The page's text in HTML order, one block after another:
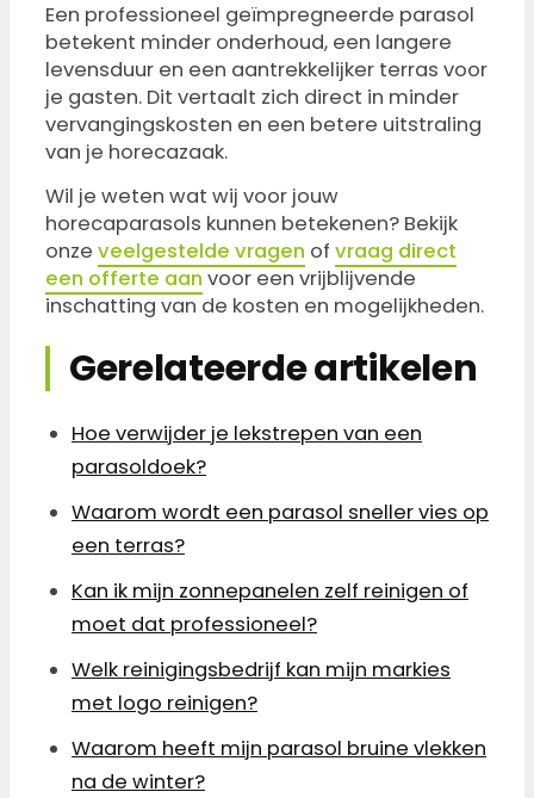
Een professioneel geïmpregneerde parasol
betekent minder onderhoud, een langere
levensduur en een aantrekkelijker terras voor
je gasten. Dit vertaalt zich direct in minder
vervangingskosten en een betere uitstraling
van je horecazaak.
Wil je weten wat wij voor jouw
horecaparasols kunnen betekenen? Bekijk
onze veelgestelde vragen of vraag direct
een offerte aan voor een vrijblijvende
inschatting van de kosten en mogelijkheden.
Gerelateerde artikelen
Hoe verwijder je lekstrepen van een
parasoldoek?
Waarom wordt een parasol sneller vies op
een terras?
Kan ik mijn zonnepanelen zelf reinigen of
moet dat professioneel?
Welk reinigingsbedrijf kan mijn markies
met logo reinigen?
Waarom heeft mijn parasol bruine vlekken
na de winter?